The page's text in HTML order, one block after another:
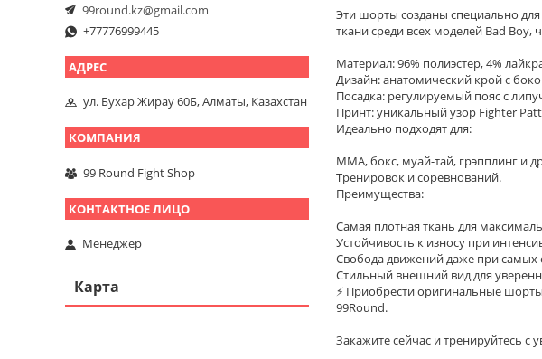
Эти шорты созданы специально
ткани среди всех моделей Bad
Материал: 96% полиэстер, 4%
Дизайн: анатомический крой с
Посадка: регулируемый пояс с
Принт: уникальный узор Fighter
Идеально подходят для:
MMA, бокс, муай-тай, грэпплинг и
Тренировок и соревнований.
Преимущества:
Самая плотная ткань для
Устойчивость к износу при
Свобода движений даже при
Стильный внешний вид для
⚡ Приобрести оригинальные
99Round.
Закажите сейчас и тренируйтесь
99round.kz@gmail.com
+77776999445
ул. Бухар Жирау 60Б, Алматы, Казахстан
99 Round Fight Shop
Менеджер
Карта